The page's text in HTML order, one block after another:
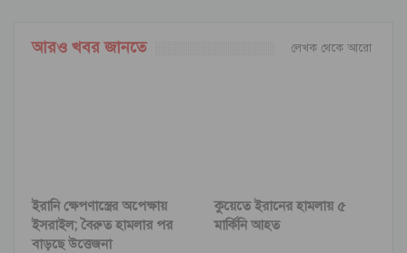
আরও খবর জানতে লেখক থেকে আরো
ইরানি ক্ষেপণাস্ত্রের অপেক্ষায়
ইসরাইল; বৈরুত হামলার পর
বাড়ছে উত্তেজনা
কুয়েতে ইরানের হামলায় ৫
মার্কিনি আহত